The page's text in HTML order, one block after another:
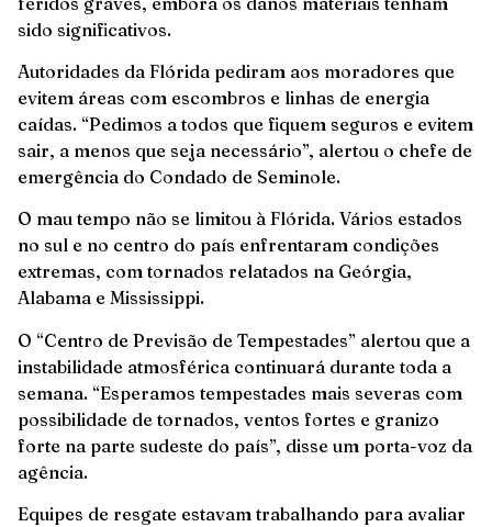
sido significativos.
Autoridades da Flórida pediram aos moradores que
evitem áreas com escombros e linhas de energia
caídas. “Pedimos a todos que fiquem seguros e evitem
sair, a menos que seja necessário”, alertou o chefe de
emergência do Condado de Seminole.
O mau tempo não se limitou à Flórida. Vários estados
no sul e no centro do país enfrentaram condições
extremas, com tornados relatados na Geórgia,
Alabama e Mississippi.
O “Centro de Previsão de Tempestades” alertou que a
instabilidade atmosférica continuará durante toda a
semana. “Esperamos tempestades mais severas com
possibilidade de tornados, ventos fortes e granizo
forte na parte sudeste do país”, disse um porta-voz da
agência.
Equipes de resgate estavam trabalhando para avaliar